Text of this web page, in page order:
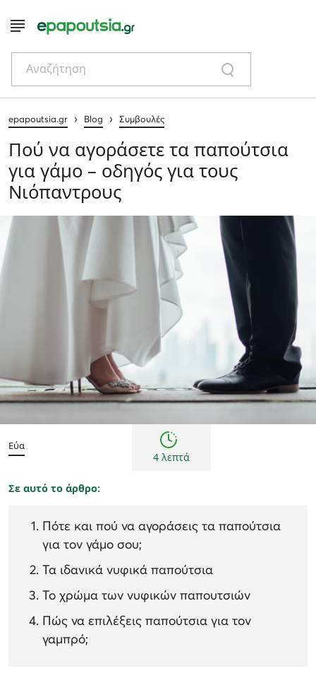
Αναζήτηση
epapoutsia.gr › Blog › Συμβουλές
Πού να αγοράσετε τα παπούτσια
για γάμο – οδηγός για τους
Νιόπαντρους
Συμβουλές
Εύα
4 λεπτά
Σε αυτό το άρθρο:
Πότε και πού να αγοράσεις τα παπούτσια
για τον γάμο σου;
Τα ιδανικά νυφικά παπούτσια
Το χρώμα των νυφικών παπουτσιών
Πώς να επιλέξεις παπούτσια για τον
γαμπρό;